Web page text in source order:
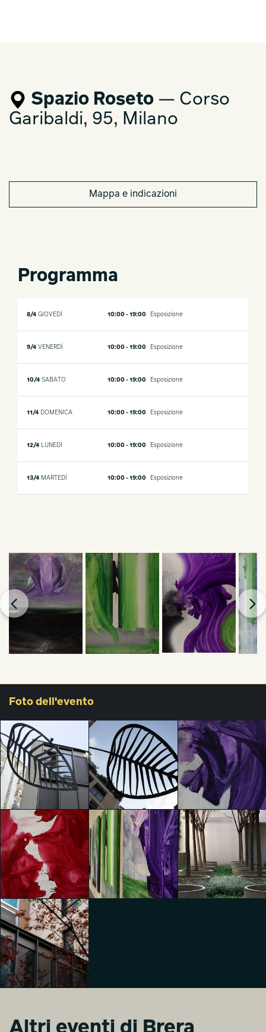
Spazio Roseto — Corso
Garibaldi, 95, Milano
Mappa e indicazioni
Programma
8/4 GIOVEDÌ 10:00 - 19:00 Esposizione
9/4 VENERDÌ 10:00 - 19:00 Esposizione
10/4 SABATO 10:00 - 19:00 Esposizione
11/4 DOMENICA 10:00 - 19:00 Esposizione
12/4 LUNEDÌ 10:00 - 19:00 Esposizione
13/4 MARTEDÌ 10:00 - 19:00 Esposizione
Foto dell'evento
CORPO NON
CORPO
Luca Andrè Nunez
Cerquera
CORPO NON
CORPO
Luca Andrè Nunez
Cerquera
CORPO NON
CORPO
Lavinia Cotti
CORPO NON
CORPO
Lavinia Cotti